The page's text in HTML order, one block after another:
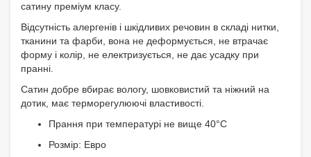
сатину преміум класу.
Відсутність алергенів і шкідливих речовин в складі нитки,
тканини та фарби, вона не деформується, не втрачає
форму і колір, не електризується, не дає усадку при
пранні.
Сатин добре вбирає вологу, шовковистий та ніжний на
дотик, має терморегулюючі властивості.
Прання при температурі не вище 40°C
Розмір: Евро